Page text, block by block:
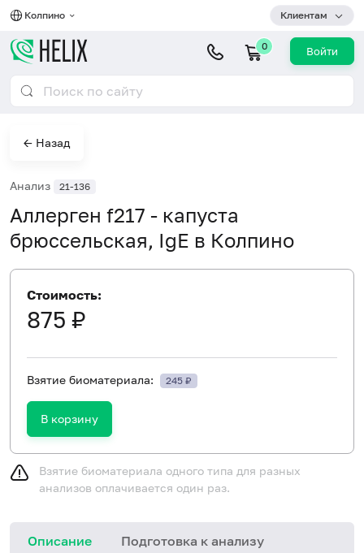
Колпино Клиентам
0 Войти
← Назад
Анализ 21-136
Аллерген f217 - капуста
брюссельская, IgE в Колпино
Стоимость:
875 ₽
Взятие биоматериала: 245 ₽
В корзину
Взятие биоматериала одного типа для разных
анализов оплачивается один раз.
Описание Подготовка к анализу